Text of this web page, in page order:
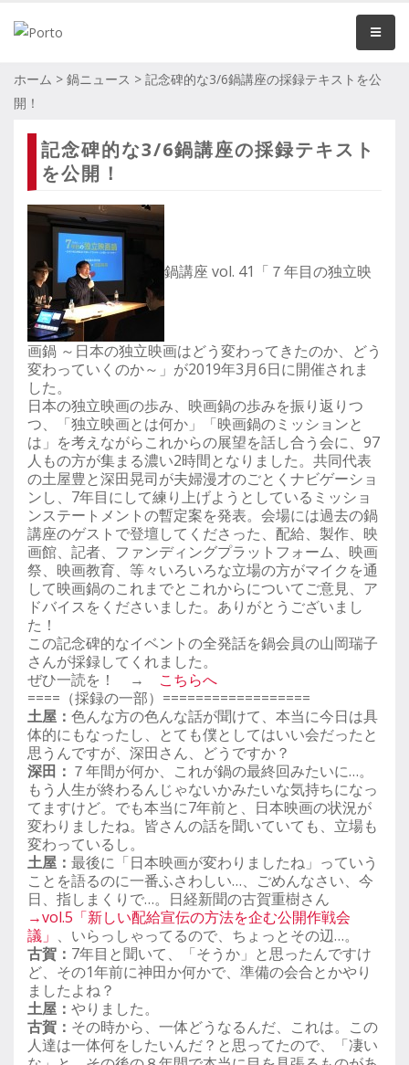
ホーム > 鍋ニュース > 記念碑的な3/6鍋講座の採録テキストを公
開！
記念碑的な3/6鍋講座の採録テキスト
を公開！
鍋講座 vol. 41「７年目の独立映
画鍋 ～日本の独立映画はどう変わってきたのか、どう
変わっていくのか～」 が2019年3月6日に開催されま
した。
日本の独立映画の歩み、映画鍋の歩みを振り返りつ
つ、「独立映画とは何か」「映画鍋のミッションと
は」を考えながらこれからの展望を話し合う会に、97
人もの方が集まる濃い2時間となりました。共同代表
の土屋豊と深田晃司が夫婦漫才のごとくナビゲーショ
ンし、7年目にして練り上げようとしているミッショ
ンステートメントの暫定案を発表。会場には過去の鍋
講座のゲストで登壇してくださった、配給、製作、映
画館、記者、ファンディングプラットフォーム、映画
祭、映画教育、等々いろいろな立場の方がマイクを通
して映画鍋のこれまでとこれからについてご意見、ア
ドバイスをくださいました。ありがとうございまし
た！
この記念碑的なイベントの全発話を鍋会員の山岡瑞子
さんが採録してくれました。
ぜひ一読を！ → こちらへ
====（採録の一部）==================
土屋： 色んな方の色んな話が聞けて、本当に今日は具
体的にもなったし、とても僕としてはいい会だったと
思うんですが、深田さん、どうですか？
深田： ７年間が何か、これが鍋の最終回みたいに…。
もう人生が終わるんじゃないかみたいな気持ちになっ
てますけど。でも本当に7年前と、日本映画の状況が
変わりましたね。皆さんの話を聞いていても、立場も
変わっているし。
土屋： 最後に「日本映画が変わりましたね」っていう
ことを語るのに一番ふさわしい…、ごめんなさい、今
日、指しまくりで…。日経新聞の古賀重樹さん
→vol.5「新しい配給宣伝の方法を企む公開作戦会
議」 、いらっしゃってるので、ちょっとその辺…。
古賀： 7年目と聞いて、「そうか」と思ったんですけ
ど、その1年前に神田か何かで、準備の会合とかやり
ましたよね？
土屋： やりました。
古賀： その時から、一体どうなるんだ、これは。この
人達は一体何をしたいんだ？と思ってたので、「凄い